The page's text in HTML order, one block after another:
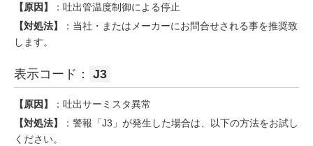
【原因】
：吐出管温度制御による停止
【対処法】
：当社・またはメーカーにお問合せされる事を推奨致
します。
表示コード： J3
【原因】
：吐出サーミスタ異常
【対処法】
：警報「J3」が発生した場合は、以下の方法をお試し
ください。